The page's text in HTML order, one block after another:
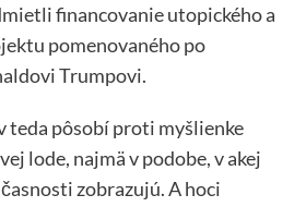
financovanie utopického a
pomenovaného po
Trumpovi.
teda pôsobí proti myšlienke
lode, najmä v podobe, v akej
zobrazujú. A hoci